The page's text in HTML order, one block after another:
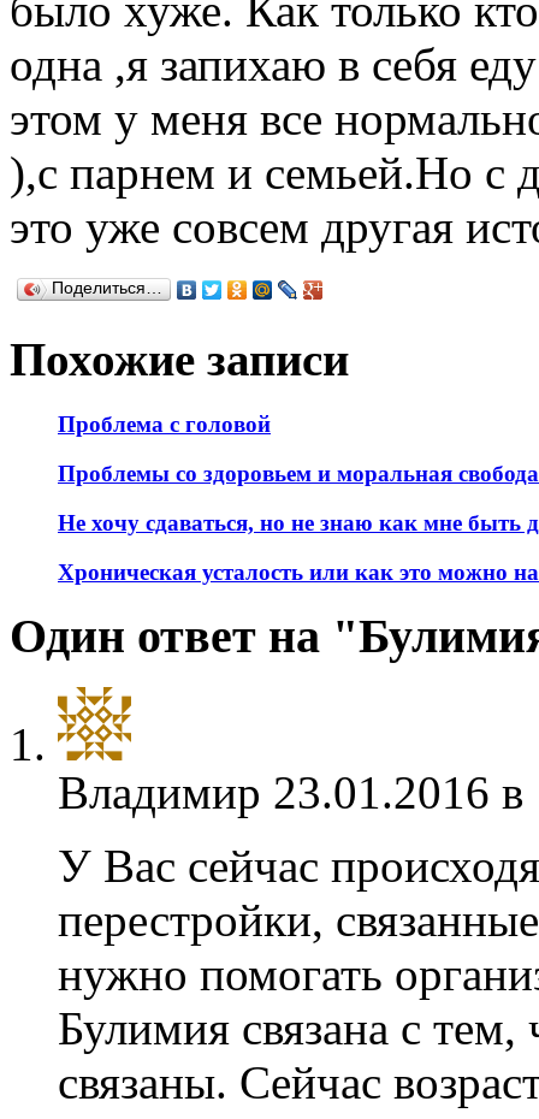
одна ,я запихаю в себя
этом у меня все
),с парнем и семьей.Но с
это уже совсем другая
Поделиться…
Похожие записи
Проблема с головой
Проблемы со здоровьем и моральная свобода
Не хочу сдаваться, но не знаю как мне быть
Хроническая усталость или как это можно
Один ответ на
Владимир 23.01.2016
У Вас сейчас
перестройки,
нужно помогать
Булимия связана с
связаны. Сейчас